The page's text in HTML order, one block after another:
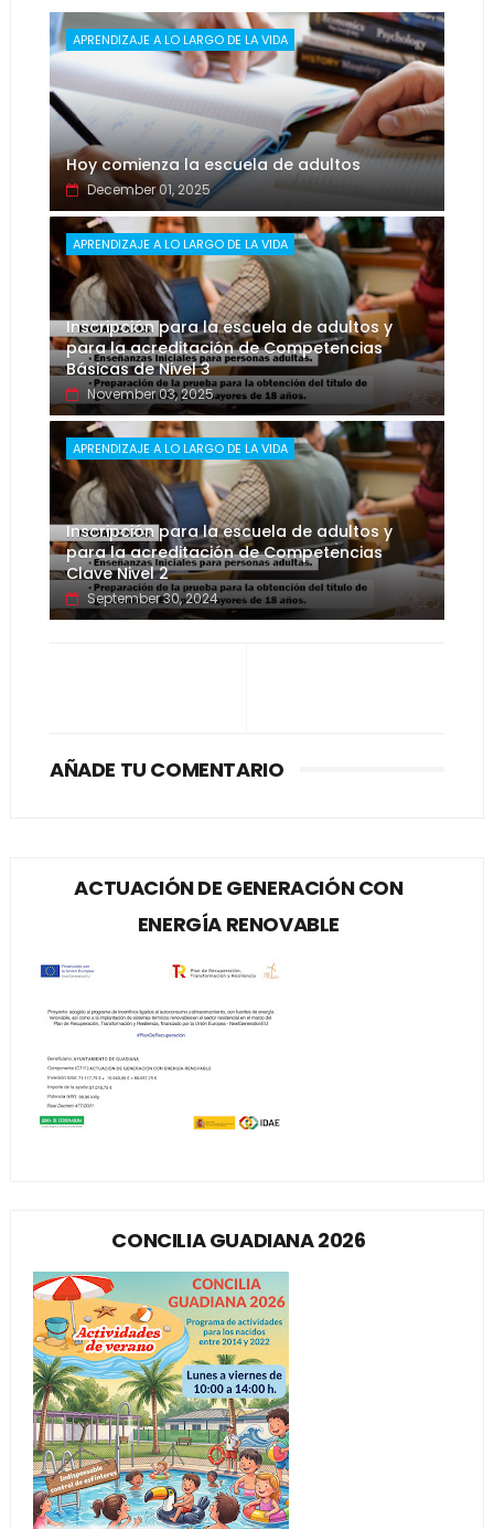
APRENDIZAJE A LO LARGO DE LA VIDA
Hoy comienza la escuela de adultos
December 01, 2025
APRENDIZAJE A LO LARGO DE LA VIDA
Inscripción para la escuela de adultos y
para la acreditación de Competencias
Básicas de Nivel 3
November 03, 2025
APRENDIZAJE A LO LARGO DE LA VIDA
Inscripción para la escuela de adultos y
para la acreditación de Competencias
Clave Nivel 2
September 30, 2024
AÑADE TU COMENTARIO
ACTUACIÓN DE GENERACIÓN CON
ENERGÍA RENOVABLE
CONCILIA GUADIANA 2026